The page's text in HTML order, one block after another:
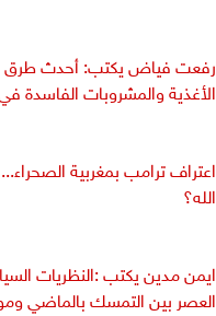
رفعت فياض يكتب: أحدث
الأغذية والمشروبات الفاسدة
اعتراف ترامب بمغربية
الله؟
ايمن مدين يكتب :النظريات
العصر بين التمسك بالماضي